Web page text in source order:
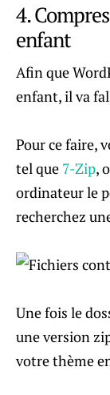
4.
enfant
Afin que
enfant, il va
Pour ce faire,
tel que 7-Zip,
ordinateur le
recherchez
Une fois le
une version
votre thème